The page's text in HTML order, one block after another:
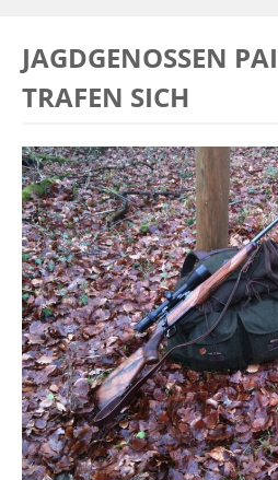
JAGDGENOSSEN
TRAFEN SICH